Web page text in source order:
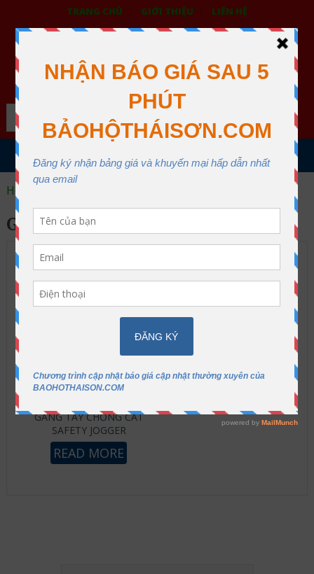
TRANG CHỦ GIỚI THIỆU LIÊN HỆ
BẢO HỘ LAO ĐỘNG THÁI SƠN
XƯỞNG MAY THÁI SƠN QUẬN 12
Search
MENU
Home
GĂNG TAY INOX CHỐNG CẮT
GĂNG TAY CHỐNG CẮT
SAFETY JOGGER
READ MORE